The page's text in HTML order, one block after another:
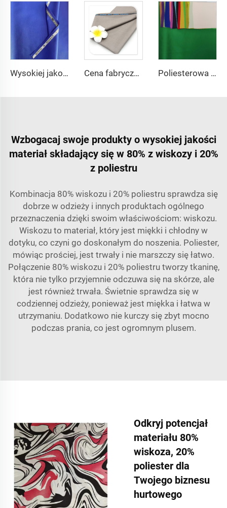
Wysokiej jakości tkanina na ubrania, uniformy szkolne, tkanina w prążki tańsza Cena fabryczna tkanina tr80/20 80% poliestru i 20% rayonu dla męskich garniturów Poliesterowa tkanina szifonowa typu dżersey Współcześniepleciony materiał na sukienkę
Wzbogacaj swoje produkty o wysokiej jakości
materiał składający się w 80% z wiskozy i 20%
z poliestru
Kombinacja 80% wiskozu i 20% poliestru sprawdza się
dobrze w odzieży i innych produktach ogólnego
przeznaczenia dzięki swoim właściwościom: wiskozu.
Wiskozu to materiał, który jest miękki i chłodny w
dotyku, co czyni go doskonałym do noszenia. Poliester,
mówiąc prościej, jest trwały i nie marszczy się łatwo.
Połączenie 80% wiskozu i 20% poliestru tworzy tkaninę,
która nie tylko przyjemnie odczuwa się na skórze, ale
jest również trwała. Świetnie sprawdza się w
codziennej odzieży, ponieważ jest miękka i łatwa w
utrzymaniu. Dodatkowo nie kurczy się zbyt mocno
podczas prania, co jest ogromnym plusem.
Odkryj potencjał
materiału 80%
wiskoza, 20%
poliester dla
Twojego biznesu
hurtowego